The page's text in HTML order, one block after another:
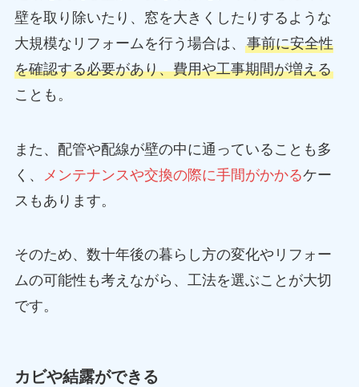
壁を取り除いたり、窓を大きくしたりするような
大規模なリフォームを行う場合は、 事前に安全性
を確認する必要があり、費用や工事期間が増える
ことも。
また、配管や配線が壁の中に通っていることも多
く、
メンテナンスや交換の際に手間がかかるケー
スもあります。
そのため、数十年後の暮らし方の変化やリフォー
ムの可能性も考えながら、工法を選ぶことが大切
です。
カビや結露ができる